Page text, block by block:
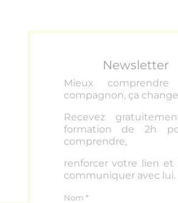
Newsletter
Mieux comprendre
compagnon, ça
Recevez
formation de 2h
comprendre,
renforcer votre lien et
communiquer avec lui.
Nom *